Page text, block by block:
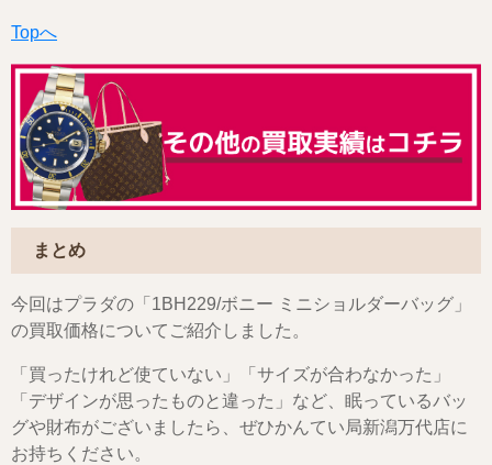
Topへ
まとめ
今回はプラダの「1BH229/ボニー ミニショルダーバッグ」
の買取価格についてご紹介しました。
「買ったけれど使ていない」「サイズが合わなかった」
「デザインが思ったものと違った」など、眠っているバッ
グや財布がございましたら、ぜひかんてい局新潟万代店に
お持ちください。